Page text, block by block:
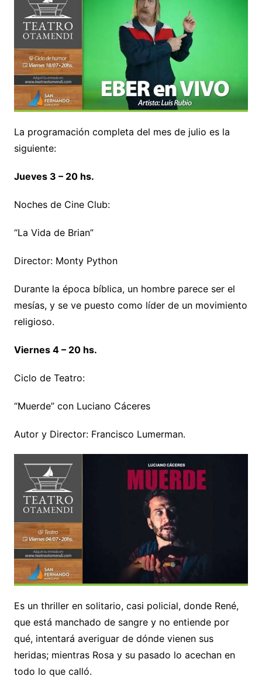
La programación completa del mes de julio es la
siguiente:
Jueves 3 – 20 hs.
Noches de Cine Club:
“La Vida de Brian”
Director: Monty Python
Durante la época bíblica, un hombre parece ser el
mesías, y se ve puesto como líder de un movimiento
religioso.
Viernes 4 – 20 hs.
Ciclo de Teatro:
“Muerde” con Luciano Cáceres
Autor y Director: Francisco Lumerman.
Es un thriller en solitario, casi policial, donde René,
que está manchado de sangre y no entiende por
qué, intentará averiguar de dónde vienen sus
heridas; mientras Rosa y su pasado lo acechan en
todo lo que calló.